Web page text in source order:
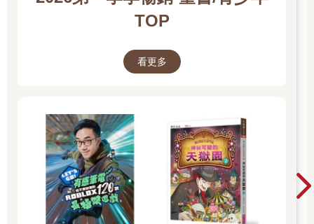
TOP
看更多